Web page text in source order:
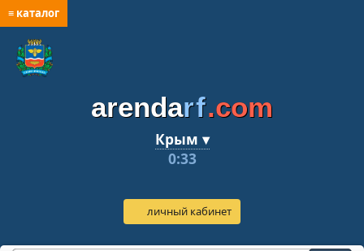
≡ каталог
arendarf.com
Крым ▾
0:33
личный кабинет